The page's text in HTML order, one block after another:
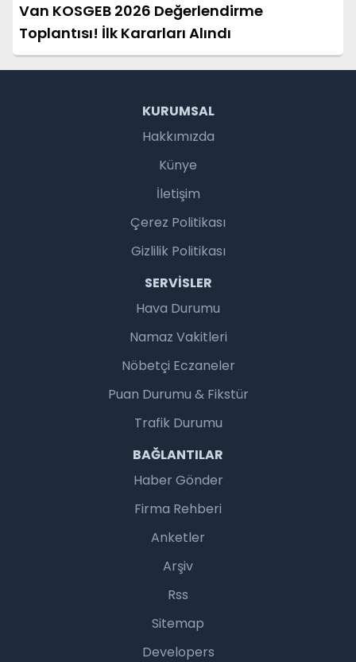
Van KOSGEB 2026 Değerlendirme
Toplantısı! İlk Kararları Alındı
KURUMSAL
Hakkımızda
Künye
İletişim
Çerez Politikası
Gizlilik Politikası
SERVISLER
Hava Durumu
Namaz Vakitleri
Nöbetçi Eczaneler
Puan Durumu & Fikstür
Trafik Durumu
BAĞLANTILAR
Haber Gönder
Firma Rehberi
Anketler
Arşiv
Rss
Sitemap
Developers